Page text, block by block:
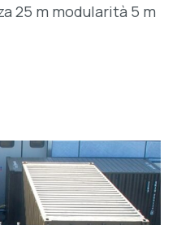
25 m modularità 5 m